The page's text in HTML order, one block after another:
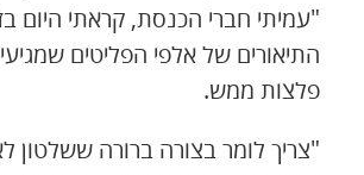
"עמיתי חברי הכנסת, קראתי היום
התיאורים של אלפי הפליטים
פלצות ממש.
"צריך לומר בצורה ברורה ששלטון